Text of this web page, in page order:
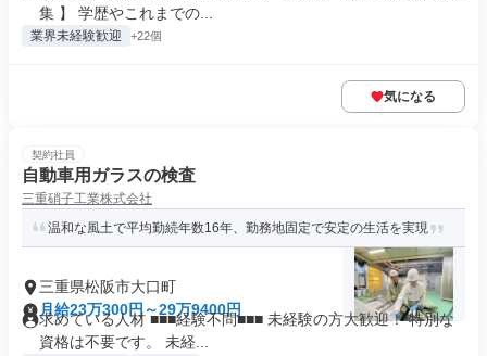
集 】 学歴やこれまでの...
業界未経験歓迎 +22個
気になる
契約社員
自動車用ガラスの検査
三重硝子工業株式会社
温和な風土で平均勤続年数16年、勤務地固定で安定の生活を実現
三重県松阪市大口町
月給23万300円～29万9400円
求めている人材 ■■■経験不問■■■ 未経験の方大歓迎！ 特別な
資格は不要です。 未経...